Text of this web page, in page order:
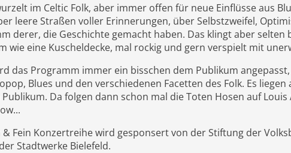
im Celtic Folk, aber immer offen für neue Einflüsse aus
leere Straßen voller Erinnerungen, über Selbstzweifel,
derer, die Geschichte gemacht haben. Das klingt aber
wie eine Kuscheldecke, mal rockig und gern verspielt mit
das Programm immer ein bisschen dem Publikum
Blues und den verschiedenen Facetten des Folk. Es
Da folgen dann schon mal die Toten Hosen auf
& Fein Konzertreihe wird gesponsert von der Stiftung der
Stadtwerke Bielefeld.